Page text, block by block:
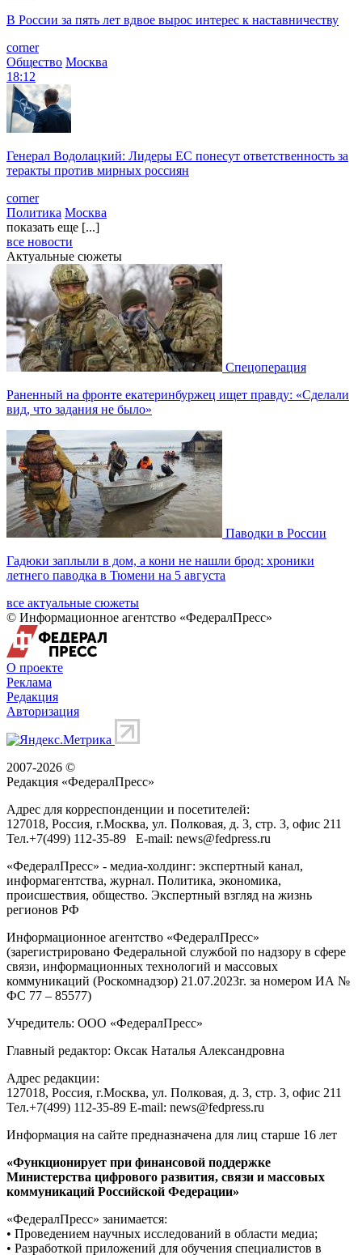
В России за пять лет вдвое вырос интерес к наставничеству
corner
Общество Москва
18:12
Генерал Водолацкий: Лидеры ЕС понесут ответственность за
теракты против мирных россиян
corner
Политика Москва
показать еще [...]
все новости
Актуальные сюжеты
Спецоперация
Раненный на фронте екатеринбуржец ищет правду: «Сделали
вид, что задания не было»
Паводки в России
Гадюки заплыли в дом, а кони не нашли брод: хроники
летнего паводка в Тюмени на 5 августа
все актуальные сюжеты
© Информационное агентство «ФедералПресс»
О проекте
Реклама
Редакция
Авторизация
2007-2026 ©
Редакция «ФедералПресс»
Адрес для корреспонденции и посетителей:
127018, Россия, г.Москва, ул. Полковая, д. 3, стр. 3, офис 211
Тел.+7(499) 112-35-89 E-mail: news@fedpress.ru
«ФедералПресс» - медиа-холдинг: экспертный канал,
информагентства, журнал. Политика, экономика,
происшествия, общество. Экспертный взгляд на жизнь
регионов РФ
Информационное агентство «ФедералПресс»
(зарегистрировано Федеральной службой по надзору в сфере
связи, информационных технологий и массовых
коммуникаций (Роскомнадзор) 21.07.2023г. за номером ИА №
ФС 77 – 85577)
Учредитель: ООО «ФедералПресс»
Главный редактор: Оксак Наталья Александровна
Адрес редакции:
127018, Россия, г.Москва, ул. Полковая, д. 3, стр. 3, офис 211
Тел.+7(499) 112-35-89 E-mail: news@fedpress.ru
Информация на сайте предназначена для лиц старше 16 лет
«Функционирует при финансовой поддержке
Министерства цифрового развития, связи и массовых
коммуникаций Российской Федерации»
«ФедералПресс» занимается:
• Проведением научных исследований в области медиа;
• Разработкой приложений для обучения специалистов в